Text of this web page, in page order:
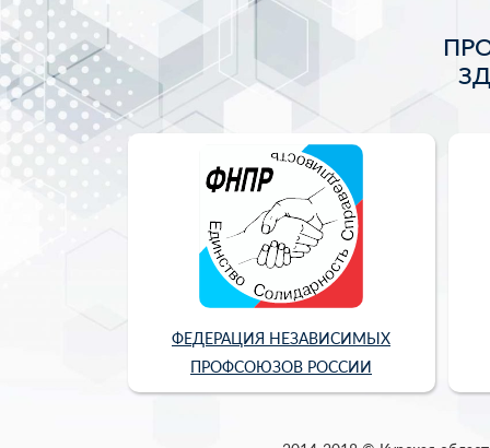
ФЕДЕРАЦИЯ НЕЗАВИСИМЫХ
ПРОФСОЮЗОВ РОССИИ